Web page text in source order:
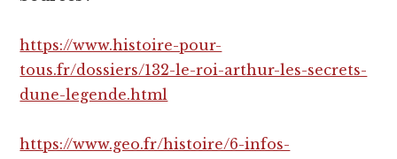
https://www.histoire-pour-
tous.fr/dossiers/132-le-roi-arthur-les-secrets-
dune-legende.html
https://www.geo.fr/histoire/6-infos-